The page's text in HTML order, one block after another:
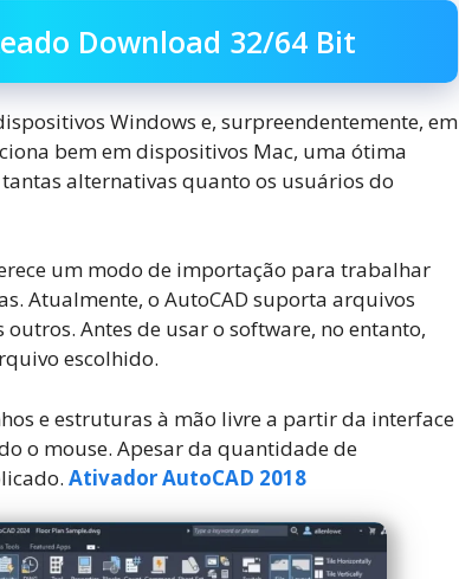
Download 32/64 Bit
Windows e, surpreendentemente, em
bem em dispositivos Mac, uma ótima
alternativas quanto os usuários do
um modo de importação para trabalhar
Atualmente, o AutoCAD suporta arquivos
outros. Antes de usar o software, no entanto,
escolhido.
e estruturas à mão livre a partir da interface
o mouse. Apesar da quantidade de
Ativador AutoCAD 2018